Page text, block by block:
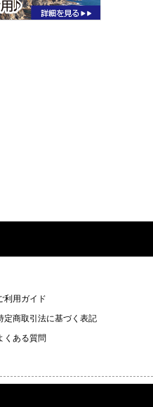
利用ガイド
定商取引法に基づく表記
くある質問